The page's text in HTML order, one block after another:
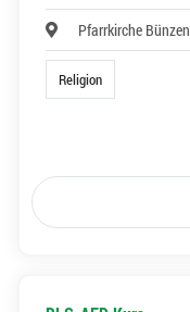
Pfarrkirche Bünzen
Religion